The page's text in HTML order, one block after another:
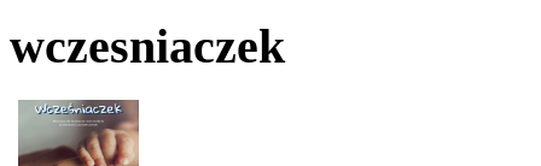
wczesniaczek